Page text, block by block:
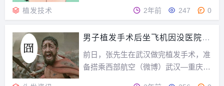
才多艺，唱歌、篮球、乒乓球都精通，
然而不知怎的，脱发找上了我。现在想
来应该是遗传脂溢性脱发。刚开始出现
美人尖，没太在意，...
植发技术 2年前 247 0
男子植发手术后坐飞机因没医院证
前日，张先生在武汉做完植发手术，准
备搭乘西部航空（微博）武汉—重庆P